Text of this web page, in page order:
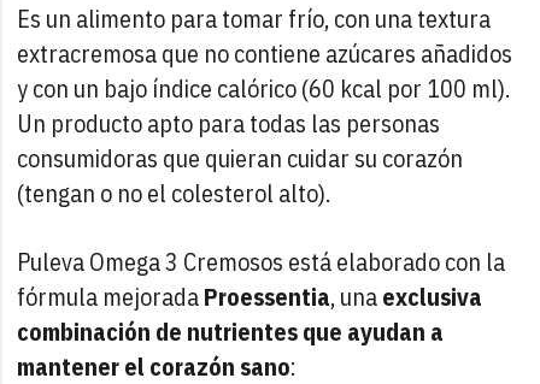
Es un alimento para tomar frío, con una textura
extracremosa que no contiene azúcares añadidos
y con un bajo índice calórico (60 kcal por 100 ml).
Un producto apto para todas las personas
consumidoras que quieran cuidar su corazón
(tengan o no el colesterol alto).
Puleva Omega 3 Cremosos está elaborado con la
fórmula mejoradaProessentia, unaexclusiva
combinación de nutrientes que ayudan a
mantener el corazón sano: